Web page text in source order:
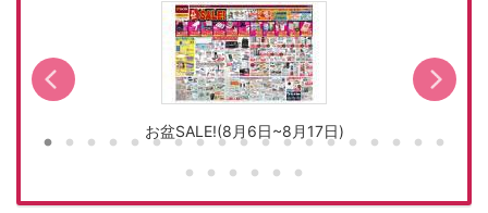
お盆SALE!(8月6日~8月17日)